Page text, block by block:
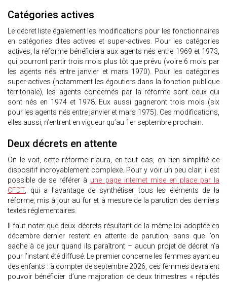
Catégories actives
Le décret liste également les modifications pour les fonctionnaires
en catégories dites actives et super-actives. Pour les catégories
actives, la réforme bénéficiera aux agents nés entre 1969 et 1973,
qui pourront partir trois mois plus tôt que prévu (voire 6 mois par
les agents nés entre janvier et mars 1970). Pour les catégories
super-actives (notamment les égoutiers dans la fonction publique
territoriale), les agents concernés par la réforme sont ceux qui
sont nés en 1974 et 1978. Eux aussi gagneront trois mois (six
pour les agents nés entre janvier et mars 1975). Ces modifications,
elles aussi, n’entrent en vigueur qu’au 1er septembre prochain.
Deux décrets en attente
On le voit, cette réforme n’aura, en tout cas, en rien simplifié ce
dispositif incroyablement complexe. Pour y voir un peu clair, il est
possible de se référer à une page internet mise en place par la
CFDT, qui a l’avantage de synthétiser tous les éléments de la
réforme, mis à jour au fur et à mesure de la parution des derniers
textes réglementaires.
Il faut noter que deux décrets résultant de la même loi adoptée en
décembre dernier restent en attente de parution, sans que l’on
sache à ce jour quand ils paraîtront – aucun projet de décret n’a
pour l’instant été diffusé. Le premier concerne les femmes ayant eu
des enfants : à compter de septembre 2026, ces femmes devraient
pouvoir bénéficier d’une majoration de deux trimestres « réputés